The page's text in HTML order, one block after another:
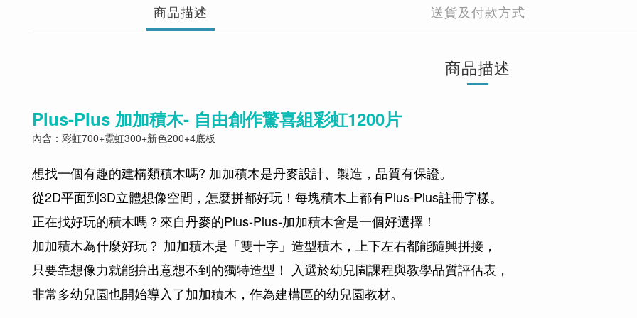
商品描述 送貨及付款方式
商品描述
Plus-Plus 加加積木- 自由創作驚喜組彩虹1200片
內含：彩虹700+霓虹300+新色200+4底板
想找一個有趣的建構類積木嗎? 加加積木是丹麥設計、製造，品質有保證。
從2D平面到3D立體想像空間，怎麼拼都好玩！每塊積木上都有Plus-Plus註冊字樣。
正在找好玩的積木嗎？來自丹麥的Plus-Plus-加加積木會是一個好選擇！
加加積木為什麼好玩？ 加加積木是「雙十字」造型積木，上下左右都能隨興拼接，
只要靠想像力就能拚出意想不到的獨特造型！ 入選於幼兒園課程與教學品質評估表，
非常多幼兒園也開始導入了加加積木，作為建構區的幼兒園教材。